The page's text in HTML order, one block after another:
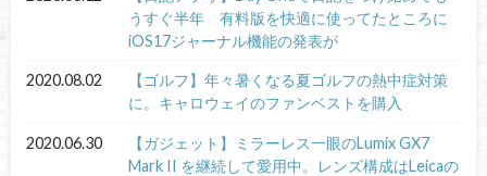
うすぐ半年 有料版を快適に使ってたところに
iOS17ジャーナル機能の発表が
2020.08.02
【ゴルフ】年々暑くなる夏ゴルフの熱中症対策
に。キャロウェイのファンベストを購入
2020.06.30
【ガジェット】ミラーレス一眼のLumix GX7
Mark II を継続して愛用中。レンズ構成はLeicaの